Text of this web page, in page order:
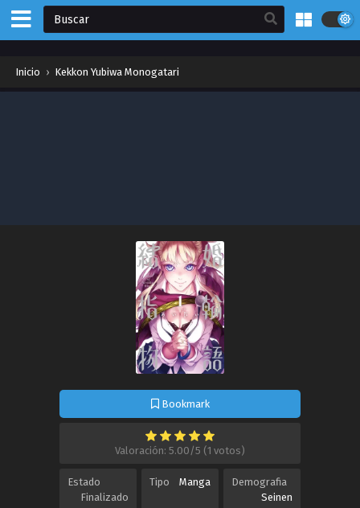
Inicio › Kekkon Yubiwa Monogatari
Bookmark
Valoración: 5.00/5 (1 votos)
Estado
Finalizado
Tipo Manga
Demografia
Seinen